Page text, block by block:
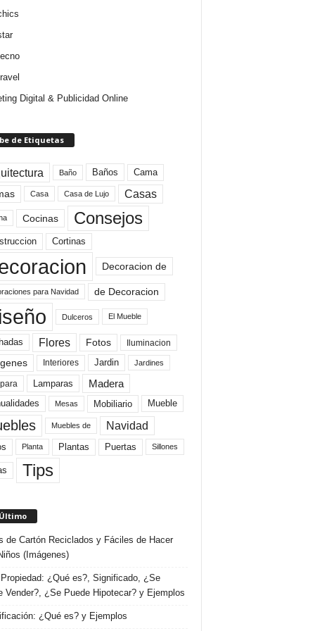
Digital & Publicidad Online
de Etiquetas
Baño Baños Cama
Casa Casa de Lujo Casas
Cocinas Consejos
Cortinas
Decoracion de
para Navidad de Decoracion
Dulceros El Mueble
Flores Fotos Iluminacion
Interiores Jardin Jardines
Lamparas Madera
Mesas Mobiliario Mueble
Muebles de Navidad
Planta Plantas Puertas Sillones
Tips
de Cartón Reciclados y Fáciles de Hacer
(Imágenes)
¿Qué es?, Significado, ¿Se
Vender?, ¿Se Puede Hipotecar? y Ejemplos
¿Qué es? y Ejemplos